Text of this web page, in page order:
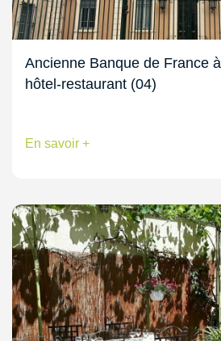
Ancienne Banque de France
hôtel-restaurant (04)
En savoir +